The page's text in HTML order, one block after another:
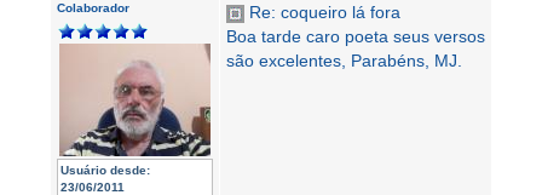
Colaborador
Usuário desde:
23/06/2011
Re: coqueiro lá fora
Boa tarde caro poeta seus versos
são excelentes, Parabéns, MJ.